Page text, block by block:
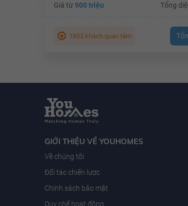
Giá từ900 triệu Tổng
1853 khách quan tâm
GIỚI THIỆU VỀ YOUHOMES
Về chúng tôi
Đối tác chiến lược
Chính sách bảo mật
Quy chế hoạt động